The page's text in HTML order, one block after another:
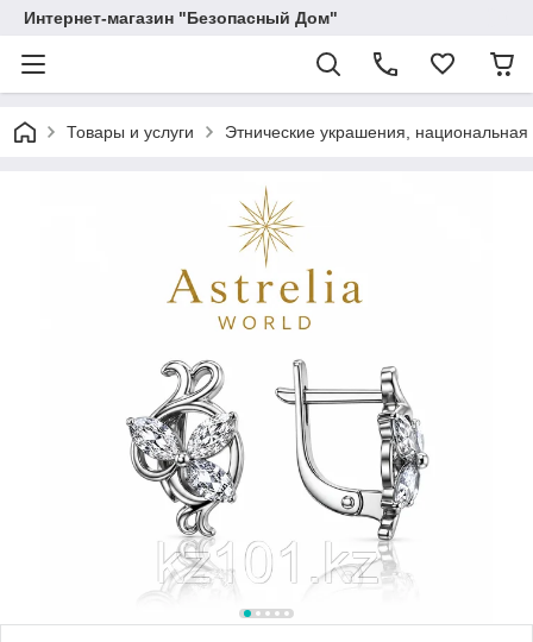
Интернет-магазин "Безопасный Дом"
Товары и услуги Этнические украшения, национальная